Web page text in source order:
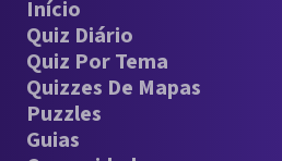
Início
Quiz Diário
Quiz Por Tema
Quizzes De Mapas
Puzzles
Guias